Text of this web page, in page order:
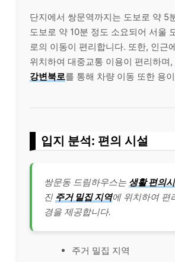
단지에서 쌍문역까지는 도보로 약 5
도보로 약 10분 정도 소요되어 서울
로의 이동이 편리합니다. 또한, 인근
위치하여 대중교통 이용이 편리하며,
강변북로를 통해 차량 이동 또한 용
입지 분석: 편의 시설
쌍문동 드림하우스는 생활 편의
진 주거 밀집 지역에 위치하여 편
경을 제공합니다.
주거 밀집 지역